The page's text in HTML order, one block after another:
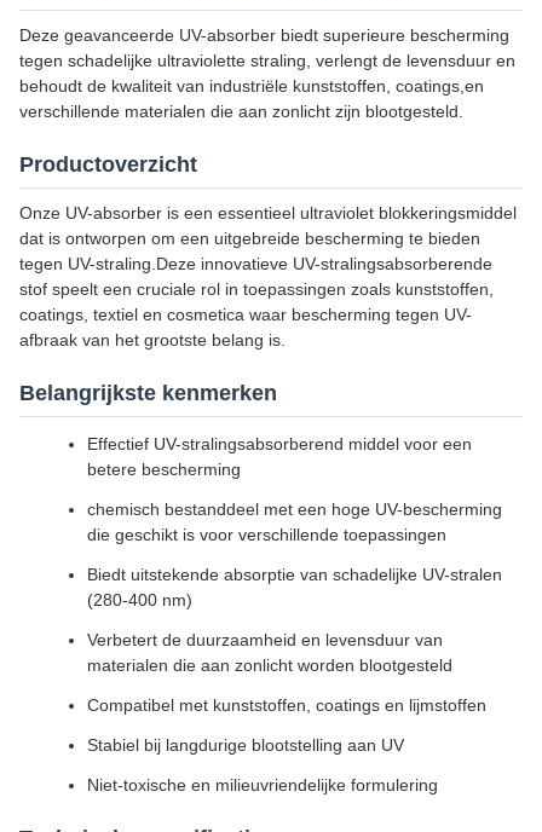
Deze geavanceerde UV-absorber biedt superieure bescherming
tegen schadelijke ultraviolette straling, verlengt de levensduur en
behoudt de kwaliteit van industriële kunststoffen, coatings,en
verschillende materialen die aan zonlicht zijn blootgesteld.
Productoverzicht
Onze UV-absorber is een essentieel ultraviolet blokkeringsmiddel
dat is ontworpen om een uitgebreide bescherming te bieden
tegen UV-straling.Deze innovatieve UV-stralingsabsorberende
stof speelt een cruciale rol in toepassingen zoals kunststoffen,
coatings, textiel en cosmetica waar bescherming tegen UV-
afbraak van het grootste belang is.
Belangrijkste kenmerken
Effectief UV-stralingsabsorberend middel voor een
betere bescherming
chemisch bestanddeel met een hoge UV-bescherming
die geschikt is voor verschillende toepassingen
Biedt uitstekende absorptie van schadelijke UV-stralen
(280-400 nm)
Verbetert de duurzaamheid en levensduur van
materialen die aan zonlicht worden blootgesteld
Compatibel met kunststoffen, coatings en lijmstoffen
Stabiel bij langdurige blootstelling aan UV
Niet-toxische en milieuvriendelijke formulering